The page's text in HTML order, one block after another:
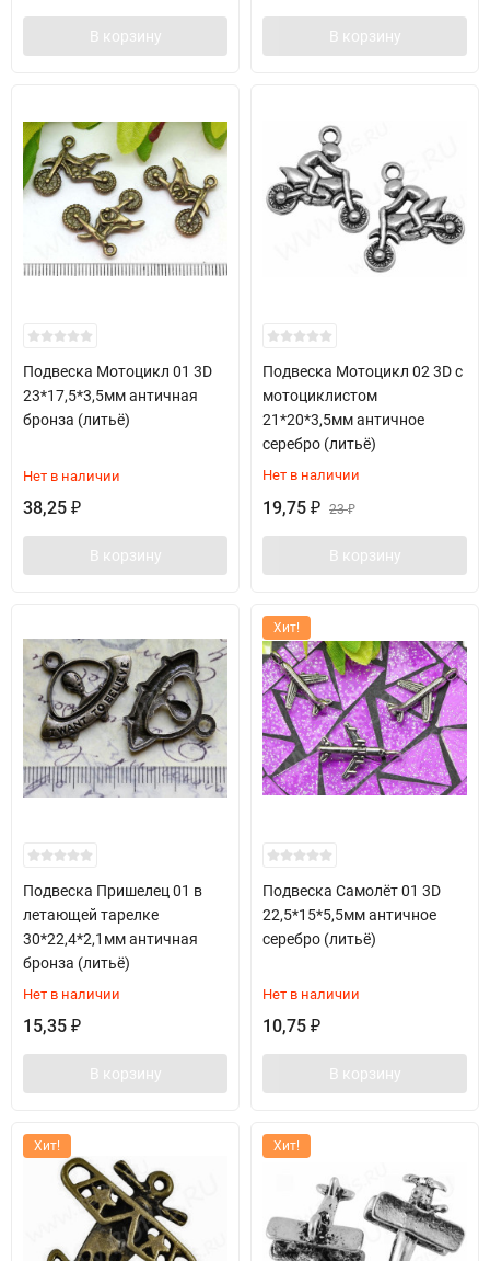
В корзину В корзину
Подвеска Мотоцикл 01 3D
23*17,5*3,5мм античная
бронза (литьё)
Нет в наличии
38,25 ₽
В корзину
Подвеска Мотоцикл 02 3D с
мотоциклистом
21*20*3,5мм античное
серебро (литьё)
Нет в наличии
19,75 ₽ 23₽
В корзину
Подвеска Пришелец 01 в
летающей тарелке
30*22,4*2,1мм античная
бронза (литьё)
Нет в наличии
15,35 ₽
В корзину
Хит!
Подвеска Самолёт 01 3D
22,5*15*5,5мм античное
серебро (литьё)
Нет в наличии
10,75 ₽
В корзину
Хит! Хит!